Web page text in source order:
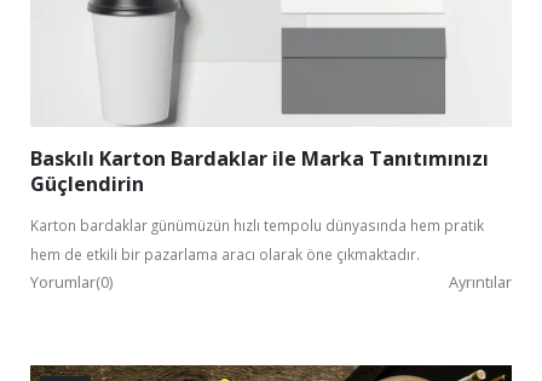
Baskılı Karton Bardaklar ile Marka Tanıtımınızı
Güçlendirin
Karton bardaklar günümüzün hızlı tempolu dünyasında hem pratik
hem de etkili bir pazarlama aracı olarak öne çıkmaktadır.
Yorumlar(0) Ayrıntılar